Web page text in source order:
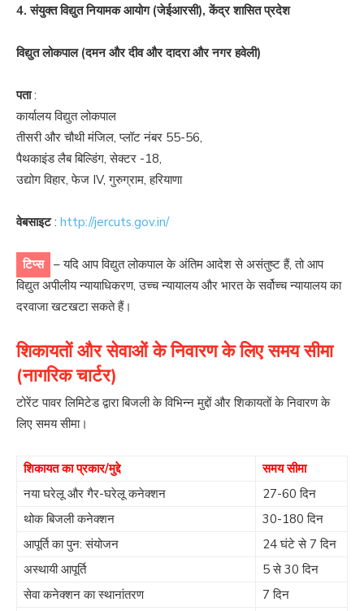
4. संयुक्त विद्युत नियामक आयोग (जेईआरसी), केंद्र शासित प्रदेश
विद्युत लोकपाल (दमन और दीव और दादरा और नगर हवेली)
पता:
कार्यालय विद्युत लोकपाल
तीसरी और चौथी मंजिल, प्लॉट नंबर 55-56,
पैथकाइंड लैब बिल्डिंग, सेक्टर -18,
उद्योग विहार, फेज IV, गुरुग्राम, हरियाणा
वेबसाइट: http://jercuts.gov.in/
टिप्स – यदि आप विद्युत लोकपाल के अंतिम आदेश से असंतुष्ट हैं, तो आप
विद्युत अपीलीय न्यायाधिकरण, उच्च न्यायालय और भारत के सर्वोच्च न्यायालय का
दरवाजा खटखटा सकते हैं।
शिकायतों और सेवाओं के निवारण के लिए समय सीमा
(नागरिक चार्टर)
टोरेंट पावर लिमिटेड द्वारा बिजली के विभिन्न मुद्दों और शिकायतों के निवारण के
लिए समय सीमा।
शिकायत का प्रकार/मुद्दे
समय सीमा
नया घरेलू और गैर-घरेलू कनेक्शन
27-60 दिन
थोक बिजली कनेक्शन
30-180 दिन
आपूर्ति का पुन: संयोजन
24 घंटे से 7 दिन
अस्थायी आपूर्ति
5 से 30 दिन
सेवा कनेक्शन का स्थानांतरण
7 दिन